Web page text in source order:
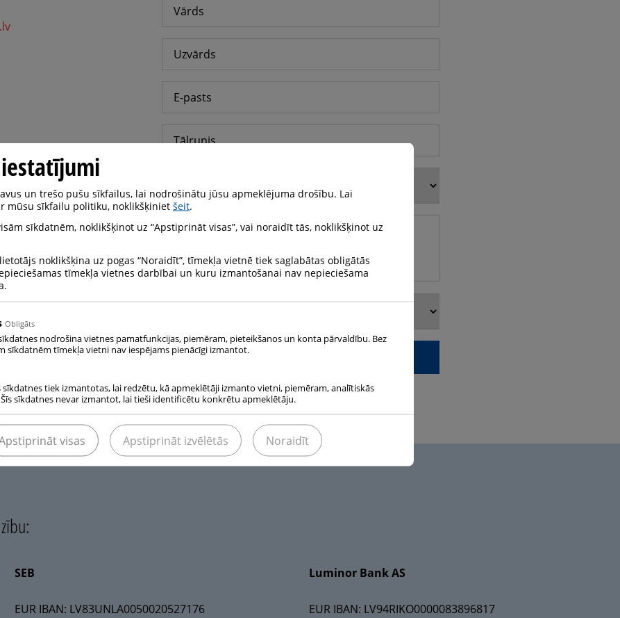
SEB
EUR IBAN: LV83UNLA0050020527176
Luminor Bank AS
EUR IBAN: LV94RIKO0000083896817
un trešo pušu sīkfailus, lai nodrošinātu jūsu apmeklējuma drošību. Lai
mūsu sīkfailu politiku, noklikšķiniet šeit.
sīkdatnēm, noklikšķinot uz “Apstiprināt visas”, vai noraidīt tās, noklikšķinot uz
noklikšķina uz pogas “Noraidīt”, tīmekļa vietnē tiek saglabātas obligātās
tīmekļa vietnes darbībai un kuru izmantošanai nav nepieciešama
Obligāts
nodrošina vietnes pamatfunkcijas, piemēram, pieteikšanos un konta pārvaldību. Bez
sīkdatnēm tīmekļa vietni nav iespējams pienācīgi izmantot.
sīkdatnes tiek izmantotas, lai redzētu, kā apmeklētāji izmanto vietni, piemēram, analītiskās
sīkdatnes nevar izmantot, lai tieši identificētu konkrētu apmeklētāju.
Noraidīt
Apstiprināt izvēlētās
visas